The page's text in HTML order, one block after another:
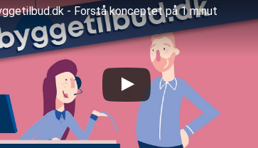
- Forstå konceptet på 1 minut